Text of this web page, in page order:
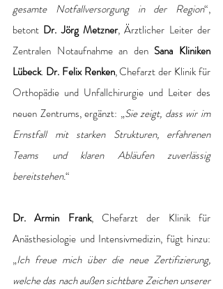
gesamte Notfallversorgung in der Region“,
betont Dr. Jörg Metzner, Ärztlicher Leiter der
Zentralen Notaufnahme an den Sana Kliniken
Lübeck. Dr. Felix Renken, Chefarzt der Klinik für
Orthopädie und Unfallchirurgie und Leiter des
neuen Zentrums, ergänzt: „Sie zeigt, dass wir im
Ernstfall mit starken Strukturen, erfahrenen
Teams und klaren Abläufen zuverlässig
bereitstehen.“
Dr. Armin Frank, Chefarzt der Klinik für
Anästhesiologie und Intensivmedizin, fügt hinzu:
„Ich freue mich über die neue Zertifizierung,
welche das nach außen sichtbare Zeichen unserer